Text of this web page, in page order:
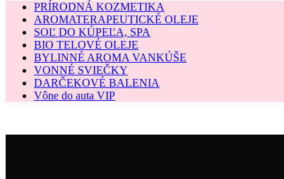
PRÍRODNÁ KOZMETIKA
AROMATERAPEUTICKÉ OLEJE
SOĽ DO KÚPEĽA, SPA
BIO TELOVÉ OLEJE
BYLINNÉ AROMA VANKÚŠE
VONNÉ SVIEČKY
DARČEKOVÉ BALENIA
Vône do auta VIP